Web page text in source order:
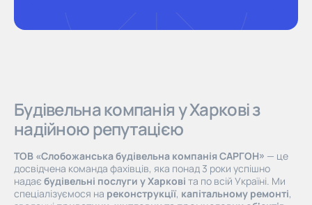
Будівельна компанія у Харкові з
надійною репутацією
ТОВ «Слобожанська будівельна компанія САРГОН» — це
досвідчена команда фахівців, яка понад 3 роки успішно
надає будівельні послуги у Харкові та по всій Україні. Ми
спеціалізуємося на реконструкції, капітальному ремонті,